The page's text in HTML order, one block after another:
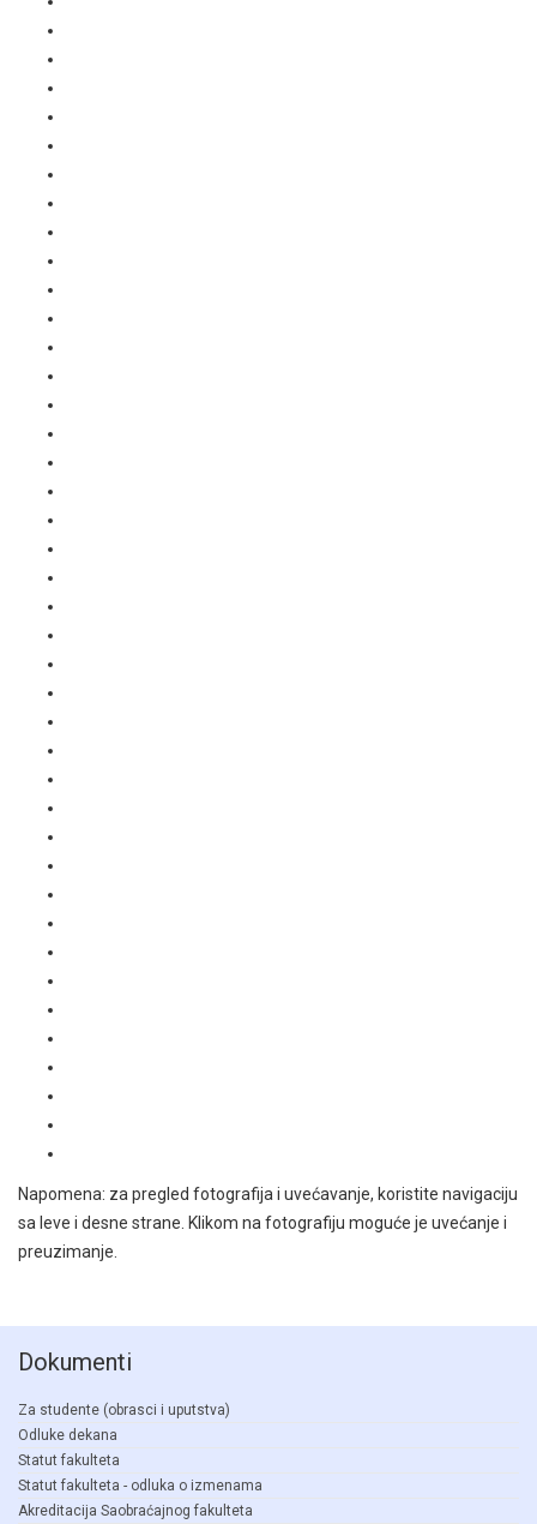
Napomena: za pregled fotografija i uvećavanje, koristite navigaciju
sa leve i desne strane. Klikom na fotografiju moguće je uvećanje i
preuzimanje.
Dokumenti
Za studente (obrasci i uputstva)
Odluke dekana
Statut fakulteta
Statut fakulteta - odluka o izmenama
Akreditacija Saobraćajnog fakulteta